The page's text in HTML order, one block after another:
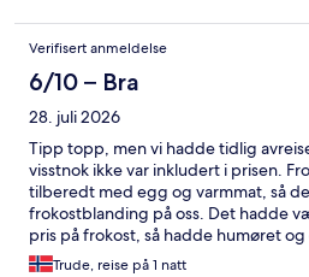
Verifisert anmeldelse
6/10 – Bra
28. juli 2026
Tipp topp, men vi hadde tidlig
visstnok ikke var inkludert i prisen.
tilberedt med egg og varmmat, så
frokostblanding på oss. Det hadde
pris på frokost, så hadde humøret
annen.Trude, reise på 1 natt